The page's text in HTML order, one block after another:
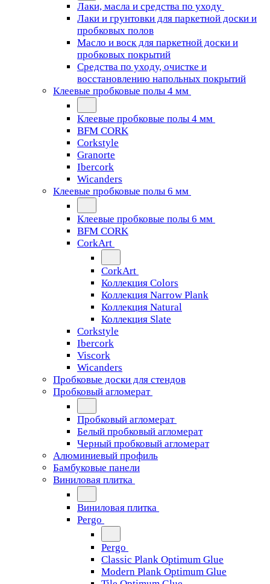
Лаки, масла и средства по уходу
Лаки и грунтовки для паркетной доски и
пробковых полов
Масло и воск для паркетной доски и
пробковых покрытий
Средства по уходу, очистке и
восстановлению напольных покрытий
Клеевые пробковые полы 4 мм
Клеевые пробковые полы 4 мм
BFM CORK
Corkstyle
Granorte
Ibercork
Wicanders
Клеевые пробковые полы 6 мм
Клеевые пробковые полы 6 мм
BFM CORK
CorkArt
CorkArt
Коллекция Colors
Коллекция Narrow Plank
Коллекция Natural
Коллекция Slate
Corkstyle
Ibercork
Viscork
Wicanders
Пробковые доски для стендов
Пробковый агломерат
Пробковый агломерат
Белый пробковый агломерат
Черный пробковый агломерат
Алюминиевый профиль
Бамбуковые панели
Виниловая плитка
Виниловая плитка
Pergo
Pergo
Classic Plank Optimum Glue
Modern Plank Optimum Glue